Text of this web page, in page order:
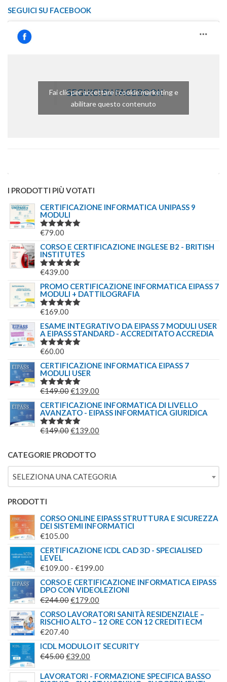
SEGUICI SU FACEBOOK
SEGUICI SU FACEBOOK
Fai clic per accettare i cookie marketing e
abilitare questo contenuto
I PRODOTTI PIÙ VOTATI
CERTIFICAZIONE INFORMATICA UNIPASS 9
MODULI
VALUTATO
€79.00
CORSO E CERTIFICAZIONE INGLESE B2 - BRITISH
INSTITUTES
VALUTATO
€439.00
PROMO CERTIFICAZIONE INFORMATICA EIPASS 7
MODULI + DATTILOGRAFIA
VALUTATO
€169.00
ESAME INTEGRATIVO DA EIPASS 7 MODULI USER
A EIPASS STANDARD - ACCREDITATO ACCREDIA
VALUTATO
€60.00
CERTIFICAZIONE INFORMATICA EIPASS 7
MODULI USER
VALUTATO
€149.00IL
PREZZO
ORIGINALE
ERA:
€139.00
PREZZO
ATTUALE
CERTIFICAZIONE INFORMATICA DI LIVELLO
AVANZATO - EIPASS INFORMATICA GIURIDICA
VALUTATO
€149.00IL
ORIGINALE
ERA:
€149.00.
€139.00
È:
€139.00.
CATEGORIE PRODOTTO
SELEZIONA UNA CATEGORIA
PRODOTTI
CORSO ONLINE EIPASS STRUTTURA E SICUREZZA
DEI SISTEMI INFORMATICI
€105.00
CERTIFICAZIONE ICDL CAD 3D - SPECIALISED
LEVEL
€109.00 - €199.00
DI
PREZZO:
€109.00
CORSO E CERTIFICAZIONE INFORMATICA EIPASS
DPO CON VIDEOLEZIONI
€244.00IL
PREZZO
ORIGINALE
€244.00.
€179.00
PREZZO
ATTUALE
€179.00.
CORSO LAVORATORI SANITÀ RESIDENZIALE –
RISCHIO ALTO – 12 ORE CON 12 CREDITI ECM
€207.40
ICDL MODULO IT SECURITY
€45.00IL
ORIGINALE
€39.00
ATTUALE
LAVORATORI - FORMAZIONE SPECIFICA BASSO